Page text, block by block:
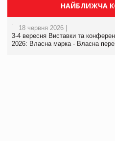
НАЙБЛИЖЧА
18 червня 2026 |
3-4 вересня Виставки та
2026: Власна марка - Власна